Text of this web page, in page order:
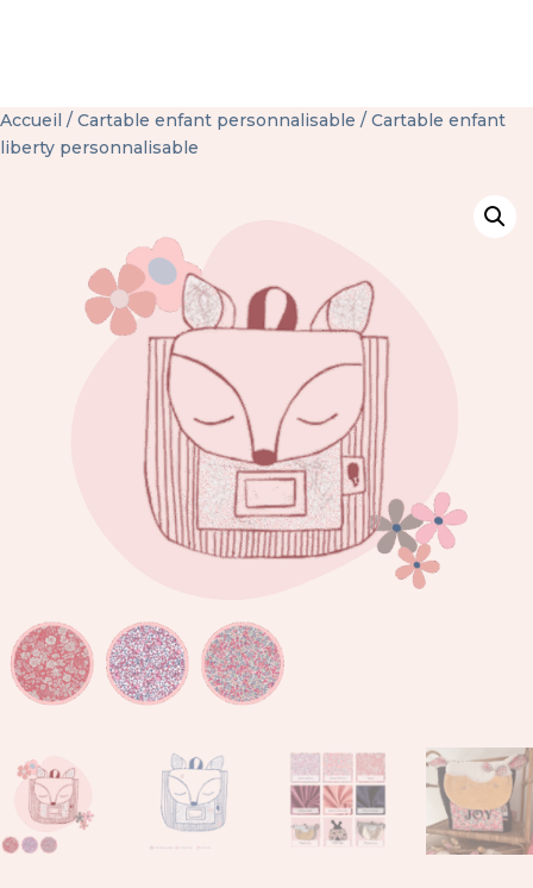
Accueil / Cartable enfant personnalisable / Cartable enfant
liberty personnalisable